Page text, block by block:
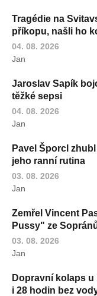
Tragédie na
příkopu, našli ho
04. 08. 2026
Jan
Jaroslav Sapík
těžké sepsi
04. 08. 2026
Jan
Pavel Šporcl
jeho ranní rutina
03. 08. 2026
Jan
Zemřel Vincent
Pussy" ze
03. 08. 2026
Jan
Dopravní kolaps
i 28 hodin bez